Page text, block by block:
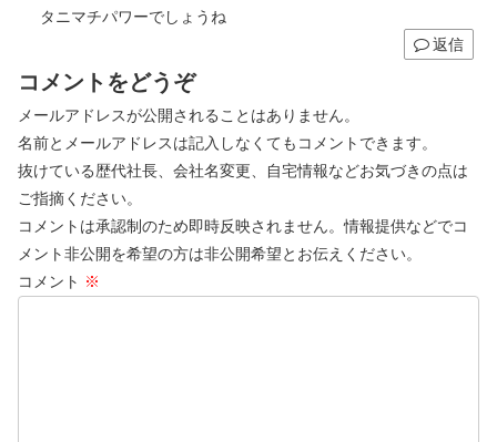
タニマチパワーでしょうね
返信
コメントをどうぞ
メールアドレスが公開されることはありません。
名前とメールアドレスは記入しなくてもコメントできます。
抜けている歴代社長、会社名変更、自宅情報などお気づきの点は
ご指摘ください。
コメントは承認制のため即時反映されません。情報提供などでコ
メント非公開を希望の方は非公開希望とお伝えください。
コメント ※